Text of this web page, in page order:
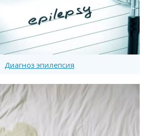
Диагноз эпилепсия